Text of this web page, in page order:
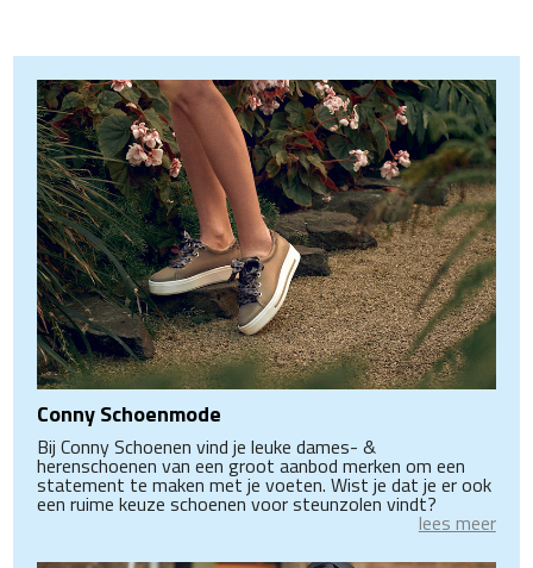
Conny Schoenmode
Bij Conny Schoenen vind je leuke dames- &
herenschoenen van een groot aanbod merken om een
statement te maken met je voeten. Wist je dat je er ook
een ruime keuze schoenen voor steunzolen vindt?
lees meer